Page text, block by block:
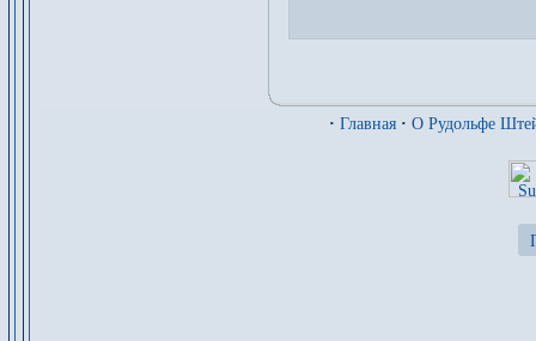
· Главная · О Рудольфе